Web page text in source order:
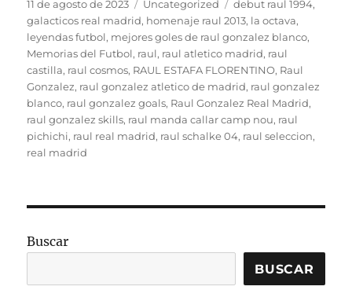
Publicado
el
11 de agosto de 2023 Categorías
Uncategorized Etiquetas
debut raul 1994,
galacticos real madrid, homenaje raul 2013, la octava,
leyendas futbol, mejores goles de raul gonzalez blanco,
Memorias del Futbol, raul, raul atletico madrid, raul
castilla, raul cosmos, RAUL ESTAFA FLORENTINO, Raul
Gonzalez, raul gonzalez atletico de madrid, raul gonzalez
blanco, raul gonzalez goals, Raul Gonzalez Real Madrid,
raul gonzalez skills, raul manda callar camp nou, raul
pichichi, raul real madrid, raul schalke 04, raul seleccion,
real madrid
Buscar
BUSCAR